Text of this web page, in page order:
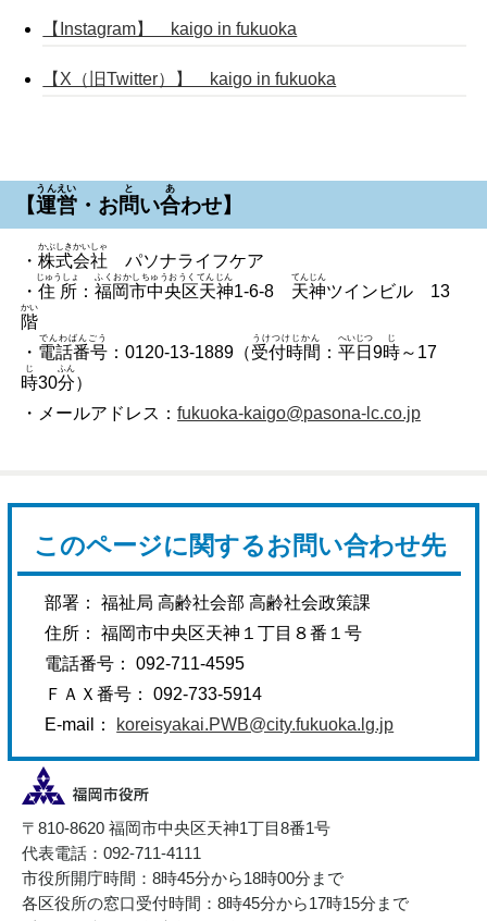
【Instagram】 kaigo in fukuoka
【X（旧Twitter）】 kaigo in fukuoka
【運営
うんえい
・お問
と
い合
あ
わせ】
・株式会社
かぶしきかいしゃ
パソナライフケア
・住所
じゅうしょ
：福岡市中央区天神
ふくおかしちゅうおうくてんじん
1-6-8 天神
てんじん
ツインビル 13
階
かい
・ 電話番号
でんわばんごう
：0120-13-1889（受付時間
うけつけじかん
：平日
へいじつ
9時
じ
～17
時
じ
30分
ふん
）
・メールアドレス：fukuoka-kaigo@pasona-lc.co.jp
このページに関するお問い合わせ先
部署： 福祉局 高齢社会部 高齢社会政策課
住所： 福岡市中央区天神１丁目８番１号
電話番号： 092-711-4595
ＦＡＸ番号： 092-733-5914
E-mail：
koreisyakai.PWB@city.fukuoka.lg.jp
〒810-8620 福岡市中央区天神1丁目8番1号
代表電話：092-711-4111
市役所開庁時間：8時45分から18時00分まで
各区役所の窓口受付時間：8時45分から17時15分まで